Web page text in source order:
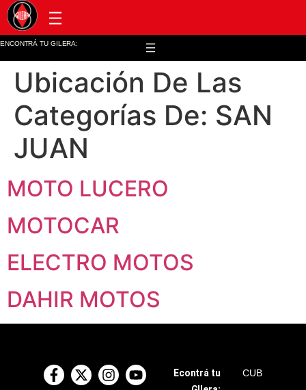
ENCONTRÁ TU GILERA:
Ubicación De Las
Categorías De: SAN
JUAN
MOTO LUCERO
MOTOCAR
ELECTRO MOTOS
DAHIR MOTOS
Econtrá tu
CUB